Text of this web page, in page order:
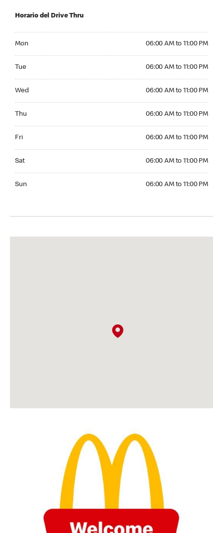
Horario del Drive Thru
Mon 06:00 AM to 11:00 PM
Tue 06:00 AM to 11:00 PM
Wed 06:00 AM to 11:00 PM
Thu 06:00 AM to 11:00 PM
Fri 06:00 AM to 11:00 PM
Sat 06:00 AM to 11:00 PM
Sun 06:00 AM to 11:00 PM